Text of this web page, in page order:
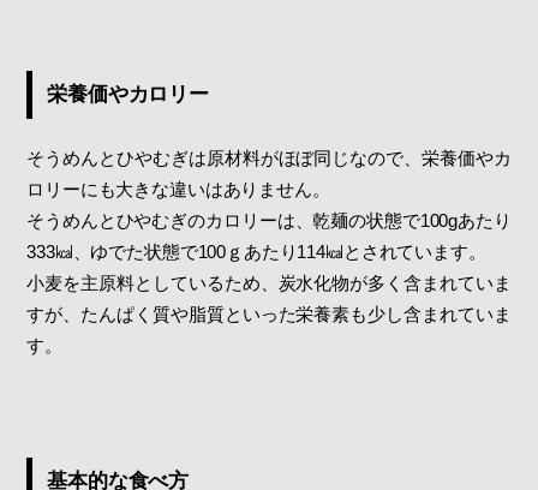
栄養価やカロリー
そうめんとひやむぎは原材料がほぼ同じなので、栄養価やカ
ロリーにも大きな違いはありません。
そうめんとひやむぎのカロリーは、乾麺の状態で100gあたり
333㎉、ゆでた状態で100ｇあたり114㎉とされています。
小麦を主原料としているため、炭水化物が多く含まれていま
すが、たんぱく質や脂質といった栄養素も少し含まれていま
す。
基本的な食べ方